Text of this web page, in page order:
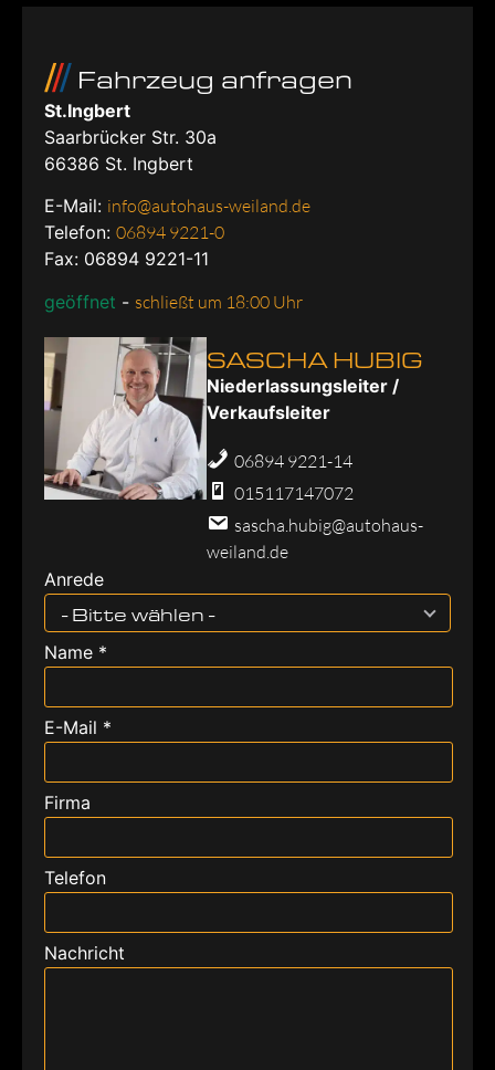
Fahrzeug anfragen
St.Ingbert
Saarbrücker Str. 30a
66386 St. Ingbert
E-Mail: info@autohaus-weiland.de
Telefon: 06894 9221-0
Fax: 06894 9221-11
geöffnet - schließt um 18:00 Uhr
SASCHA HUBIG
Niederlassungsleiter /
Verkaufsleiter
06894 9221-14
015117147072
sascha.hubig@autohaus-
weiland.de
Anrede
- Bitte wählen -
Name *
E-Mail *
Firma
Telefon
Nachricht